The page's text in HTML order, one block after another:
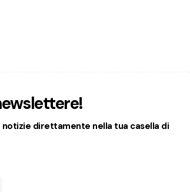
notizie direttamente nella tua casella di